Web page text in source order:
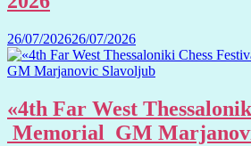
26/07/202626/07/2026
«4th Far West
Memorial GM